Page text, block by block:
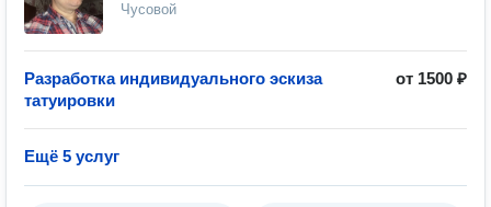
Чусовой
Разработка индивидуального эскиза
татуировки
от 1500 ₽
Ещё 5 услуг